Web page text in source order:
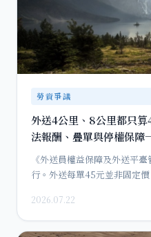
勞資爭議
外送4公里、8公里都只
法報酬、疊單與停權保障
《外送員權益保障及外送平
行。外送每單45元並非固定
2026.07.22